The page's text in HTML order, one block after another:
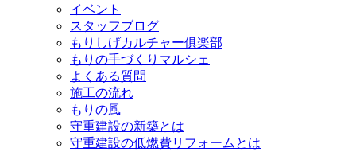
イベント
スタッフブログ
もりしげカルチャー俱楽部
もりの手づくりマルシェ
よくある質問
施工の流れ
もりの風
守重建設の新築とは
守重建設の低燃費リフォームとは